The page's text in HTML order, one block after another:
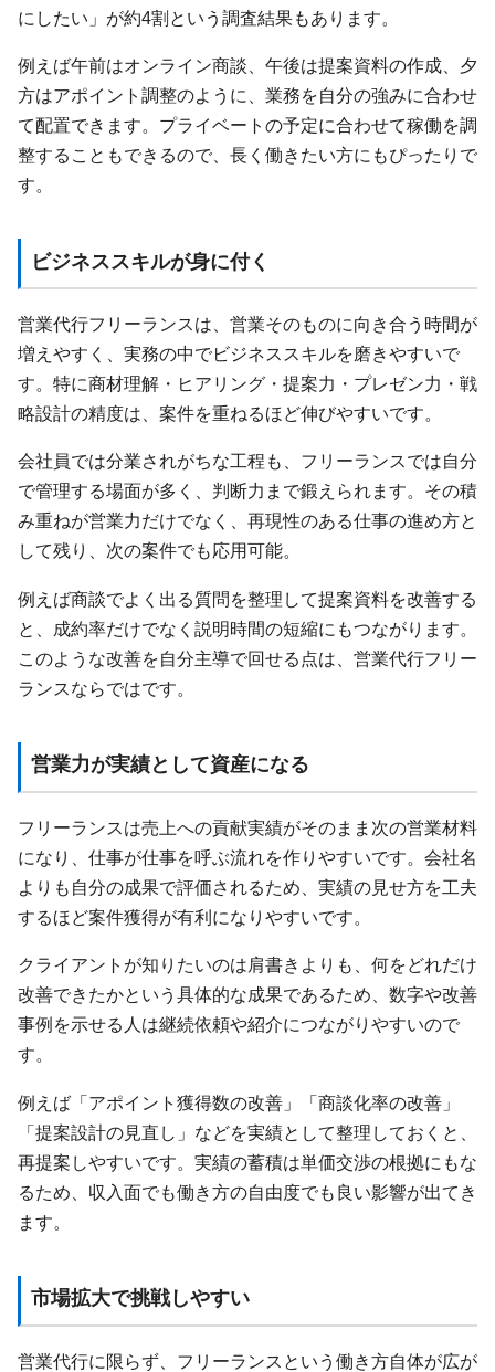
にしたい」が約4割という調査結果もあります。
例えば午前はオンライン商談、午後は提案資料の作成、夕
方はアポイント調整のように、業務を自分の強みに合わせ
て配置できます。プライベートの予定に合わせて稼働を調
整することもできるので、長く働きたい方にもぴったりで
す。
ビジネススキルが身に付く
営業代行フリーランスは、営業そのものに向き合う時間が
増えやすく、実務の中でビジネススキルを磨きやすいで
す。特に商材理解・ヒアリング・提案力・プレゼン力・戦
略設計の精度は、案件を重ねるほど伸びやすいです。
会社員では分業されがちな工程も、フリーランスでは自分
で管理する場面が多く、判断力まで鍛えられます。その積
み重ねが営業力だけでなく、再現性のある仕事の進め方と
して残り、次の案件でも応用可能。
例えば商談でよく出る質問を整理して提案資料を改善する
と、成約率だけでなく説明時間の短縮にもつながります。
このような改善を自分主導で回せる点は、営業代行フリー
ランスならではです。
営業力が実績として資産になる
フリーランスは売上への貢献実績がそのまま次の営業材料
になり、仕事が仕事を呼ぶ流れを作りやすいです。会社名
よりも自分の成果で評価されるため、実績の見せ方を工夫
するほど案件獲得が有利になりやすいです。
クライアントが知りたいのは肩書きよりも、何をどれだけ
改善できたかという具体的な成果であるため、数字や改善
事例を示せる人は継続依頼や紹介につながりやすいので
す。
例えば「アポイント獲得数の改善」「商談化率の改善」
「提案設計の見直し」などを実績として整理しておくと、
再提案しやすいです。実績の蓄積は単価交渉の根拠にもな
るため、収入面でも働き方の自由度でも良い影響が出てき
ます。
市場拡大で挑戦しやすい
営業代行に限らず、フリーランスという働き方自体が広が